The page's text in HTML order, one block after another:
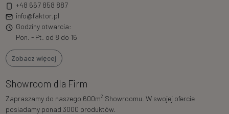
+48 667 858 887
info@faktor.pl
Godziny otwarcia:
Pon. - Pt. od 8 do 16
Zobacz więcej
Showroom dla Firm
Zapraszamy do naszego 600m2 Showroomu. W swojej ofercie
posiadamy ponad 3000 produktów.